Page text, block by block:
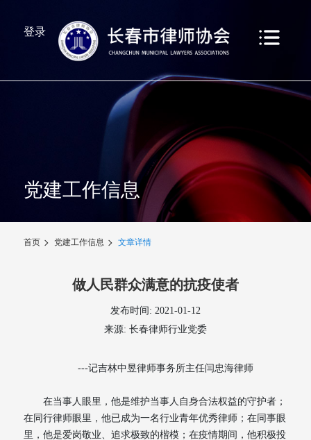
登录
党建工作信息
首页 党建工作信息 文章详情
做人民群众满意的抗疫使者
发布时间: 2021-01-12
来源: 长春律师行业党委
---记吉林中昱律师事务所主任闫忠海律师
在当事人眼里，他是维护当事人自身合法权益的守护者；
在同行律师眼里，他已成为一名行业青年优秀律师；在同事眼
里，他是爱岗敬业、追求极致的楷模；在疫情期间，他积极投